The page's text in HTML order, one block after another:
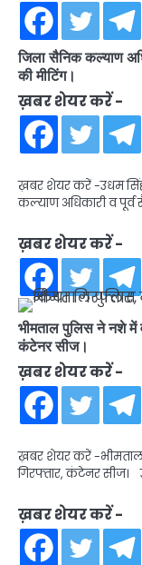
जिला सैनिक कल्याण
की मीटिंग।
ख़बर शेयर करें -
ख़बर शेयर करें -उधम सिंह
कल्याण अधिकारी व
ख़बर शेयर करें -
भीमताल पुलिस ने नशे में
कंटेनर सीज।
ख़बर शेयर करें -
ख़बर शेयर करें -
गिरफ्तार, कंटेनर सीज।
ख़बर शेयर करें -